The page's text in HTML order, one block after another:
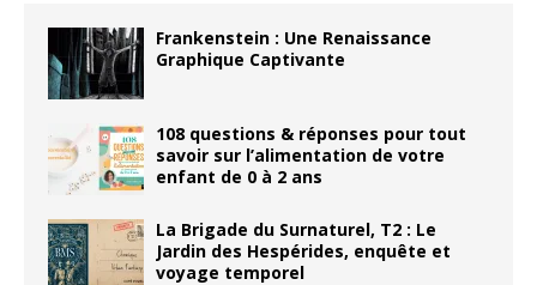
Frankenstein : Une Renaissance
Graphique Captivante
108 questions & réponses pour tout
savoir sur l’alimentation de votre
enfant de 0 à 2 ans
La Brigade du Surnaturel, T2 : Le
Jardin des Hespérides, enquête et
voyage temporel